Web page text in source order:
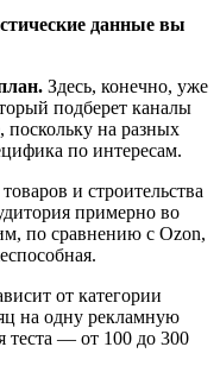
данные вы
Здесь, конечно, уже
подберет каналы
на разных
по интересам.
и строительства
примерно во
по сравнению с Ozon,
от категории
на одну рекламную
теста — от 100 до 300